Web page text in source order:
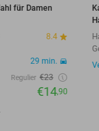
für Damen
8.4
29 min.
Regulier €23
€14,90